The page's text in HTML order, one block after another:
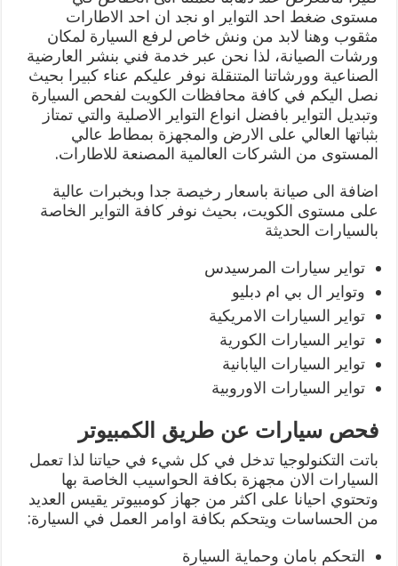
مستوى ضغط احد التواير او نجد ان احد الاطارات
مثقوب وهنا لابد من ونش خاص لرفع السيارة لمكان
ورشات الصيانة، لذا نحن عبر خدمة فني بنشر العارضية
الصناعية وورشاتنا المتنقلة نوفر عليكم عناء كبيرا بحيث
نصل اليكم في كافة محافظات الكويت لفحص السيارة
وتبديل التواير بافضل انواع التواير الاصلية والتي تمتاز
بثباتها العالي على الارض والمجهزة بمطاط عالي
المستوى من الشركات العالمية المصنعة للاطارات.
اضافة الى صيانة باسعار رخيصة جدا وبخبرات عالية
على مستوى الكويت، بحيث نوفر كافة التواير الخاصة
بالسيارات الحديثة
تواير سيارات المرسيدس
وتواير ال بي ام دبليو
تواير السيارات الامريكية
تواير السيارات الكورية
تواير السيارات اليابانية
تواير السيارات الاوروبية
فحص سيارات عن طريق الكمبيوتر
باتت التكنولوجيا تدخل في كل شيء في حياتنا لذا تعمل
السيارات الان مجهزة بكافة الحواسيب الخاصة بها
وتحتوي احيانا على اكثر من جهاز كومبيوتر يقيس العديد
من الحساسات ويتحكم بكافة اوامر العمل في السيارة:
التحكم بامان وحماية السيارة